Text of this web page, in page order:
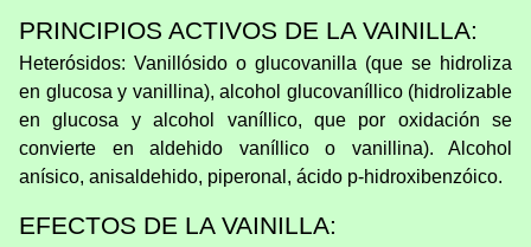
PRINCIPIOS ACTIVOS DE LA VAINILLA:
Heterósidos: Vanillósido o glucovanilla (que se hidroliza
en glucosa y vanillina), alcohol glucovaníllico (hidrolizable
en glucosa y alcohol vaníllico, que por oxidación se
convierte en aldehido vaníllico o vanillina). Alcohol
anísico, anisaldehido, piperonal, ácido p-hidroxibenzóico.
EFECTOS DE LA VAINILLA: